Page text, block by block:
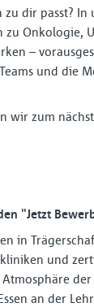
dir passt?
Onkologie,
–
und die
wir zum
"Jetzt
in
und
an der